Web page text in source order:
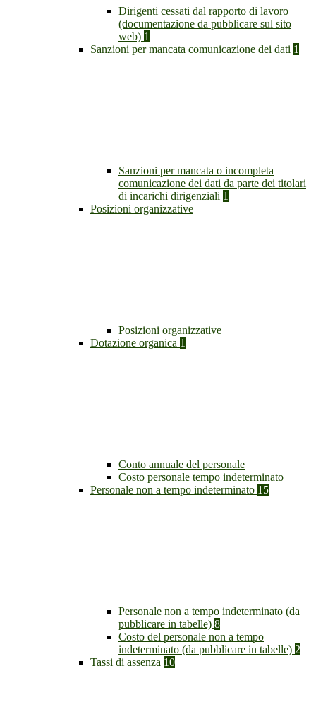
Dirigenti cessati dal rapporto di lavoro
(documentazione da pubblicare sul sito
web) 1
Sanzioni per mancata comunicazione dei dati 1
Sanzioni per mancata o incompleta
comunicazione dei dati da parte dei titolari
di incarichi dirigenziali 1
Posizioni organizzative
Posizioni organizzative
Dotazione organica 1
Conto annuale del personale
Costo personale tempo indeterminato
Personale non a tempo indeterminato 15
Personale non a tempo indeterminato (da
pubblicare in tabelle) 8
Costo del personale non a tempo
indeterminato (da pubblicare in tabelle) 2
Tassi di assenza 10